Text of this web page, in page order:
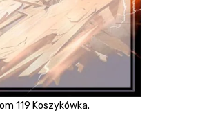
119 Koszykówka.